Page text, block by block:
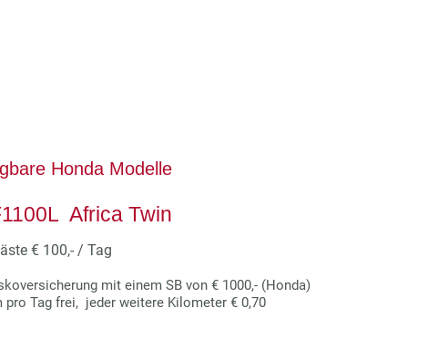
Honda Modelle
Africa Twin
€ 100,- / Tag
mit einem SB von € 1000,- (Honda)
pro Tag frei, jeder weitere Kilometer € 0,70